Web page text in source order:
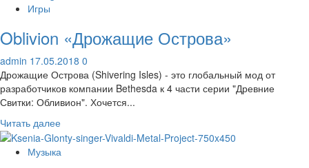
преимущества
хостинга
Bigd.host
Игры
Oblivion «Дрожащие Острова»
admin 17.05.2018 0
Дрожащие Острова (Shivering Isles) - это глобальный мод от
разработчиков компании Bethesda к 4 части серии "Древние
Свитки: Обливион". Хочется...
Читать далееПрочитать
больше
о
Музыка